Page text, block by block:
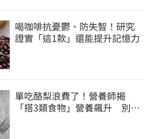
喝咖啡抗憂鬱、防失智！研究
證實「這1款」還能提升記憶力
單吃酪梨浪費了！營養師揭
「搭3類食物」營養飆升 別再